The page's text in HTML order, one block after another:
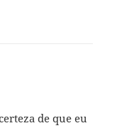
de que eu